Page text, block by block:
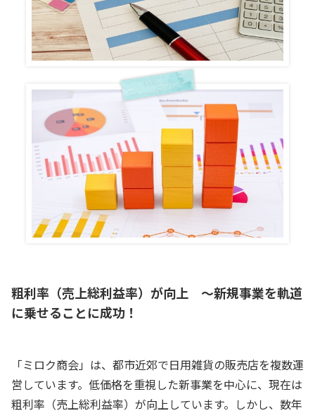
粗利率（売上総利益率）が向上 ～新規事業を軌道
に乗せることに成功！
「ミロク商会」は、都市近郊で日用雑貨の販売店を複数運
営しています。低価格を重視した新事業を中心に、現在は
粗利率（売上総利益率）が向上しています。しかし、数年